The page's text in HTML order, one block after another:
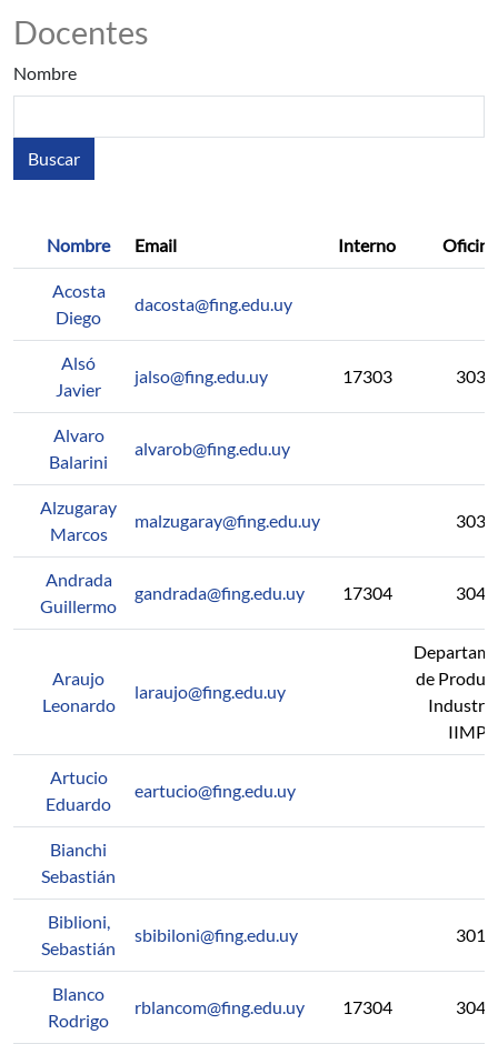
Docentes
Nombre
Nombre Email Interno Oficina
Acosta
Diego
dacosta@fing.edu.uy
Alsó
Javier
jalso@fing.edu.uy 17303 303
Alvaro
Balarini
alvarob@fing.edu.uy
Alzugaray
Marcos
malzugaray@fing.edu.uy 303
Andrada
Guillermo
gandrada@fing.edu.uy 17304 304
Araujo
Leonardo
laraujo@fing.edu.uy
de
IIMPI
Artucio
Eduardo
eartucio@fing.edu.uy
Bianchi
Sebastián
Biblioni,
Sebastián
sbibiloni@fing.edu.uy 301
Blanco
Rodrigo
rblancom@fing.edu.uy 17304 304